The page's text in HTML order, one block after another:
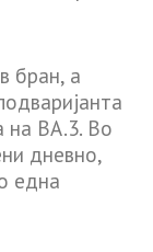
бран, а
на BA.3. Во
дневно,
една